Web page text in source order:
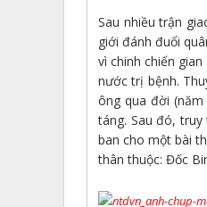
Sau nhiều trận
giới đánh đuổi
vì chinh chiến
nước trị bệnh.
ông qua đời
táng. Sau đó,
ban cho một bài
thân thuộc: Đốc